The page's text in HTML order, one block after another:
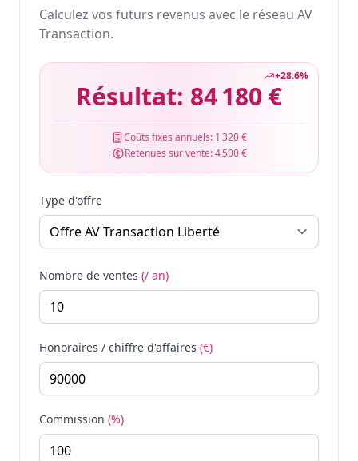
Calculez vos futurs revenus avec le réseau AV
Transaction.
+28.6%
Résultat: 84 180 €
Coûts fixes annuels: 1 320 €
Retenues sur vente:4 500 €
Type d'offre
Nombre de ventes (/ an)
Honoraires / chiffre d'affaires (€)
Commission (%)